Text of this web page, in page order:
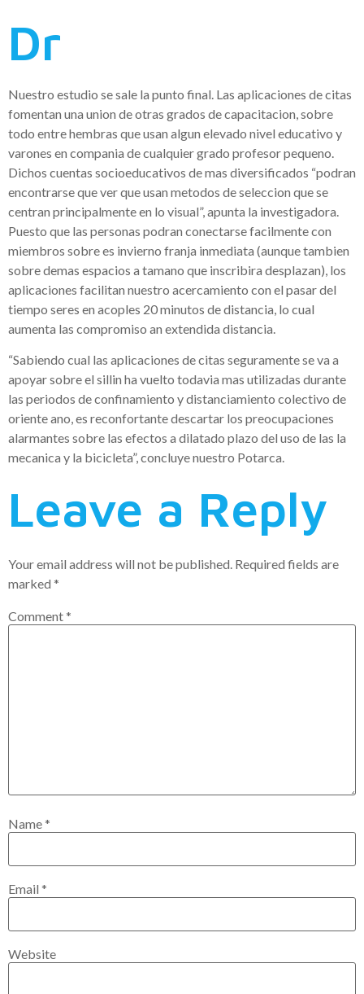
Dr
Nuestro estudio se sale la punto final. Las aplicaciones de citas
fomentan una union de otras grados de capacitacion, sobre
todo entre hembras que usan algun elevado nivel educativo y
varones en compania de cualquier grado profesor pequeno.
Dichos cuentas socioeducativos de mas diversificados “podran
encontrarse que ver que usan metodos de seleccion que se
centran principalmente en lo visual”, apunta la investigadora.
Puesto que las personas podran conectarse facilmente con
miembros sobre es invierno franja inmediata (aunque tambien
sobre demas espacios a tamano que inscribira desplazan), los
aplicaciones facilitan nuestro acercamiento con el pasar del
tiempo seres en acoples 20 minutos de distancia, lo cual
aumenta las compromiso an extendida distancia.
“Sabiendo cual las aplicaciones de citas seguramente se va a
apoyar sobre el silli­n ha vuelto todavia mas utilizadas durante
las periodos de confinamiento y distanciamiento colectivo de
oriente ano, es reconfortante descartar los preocupaciones
alarmantes sobre las efectos a dilatado plazo del uso de las la
mecanica y la bicicleta”, concluye nuestro Potarca.
Leave a Reply
Your email address will not be published. Required fields are
marked *
Comment*
Name*
Email *
Website